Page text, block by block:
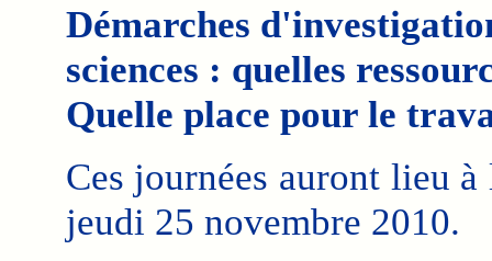
Démarches
sciences : quelles
Quelle place pour le
Ces journées auront lieu
jeudi 25 novembre 2010.